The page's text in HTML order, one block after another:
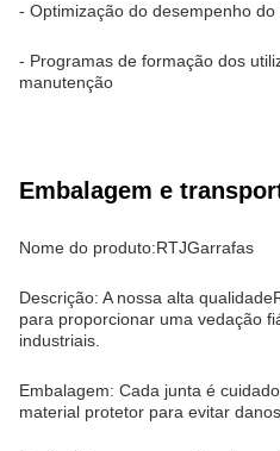
- Optimização do desempenho do
- Programas de formação dos
manutenção
Embalagem e
Nome do produto:RTJGarrafas
Descrição: A nossa alta qualidade
para proporcionar uma vedação
industriais.
Embalagem: Cada junta é
material protetor para evitar